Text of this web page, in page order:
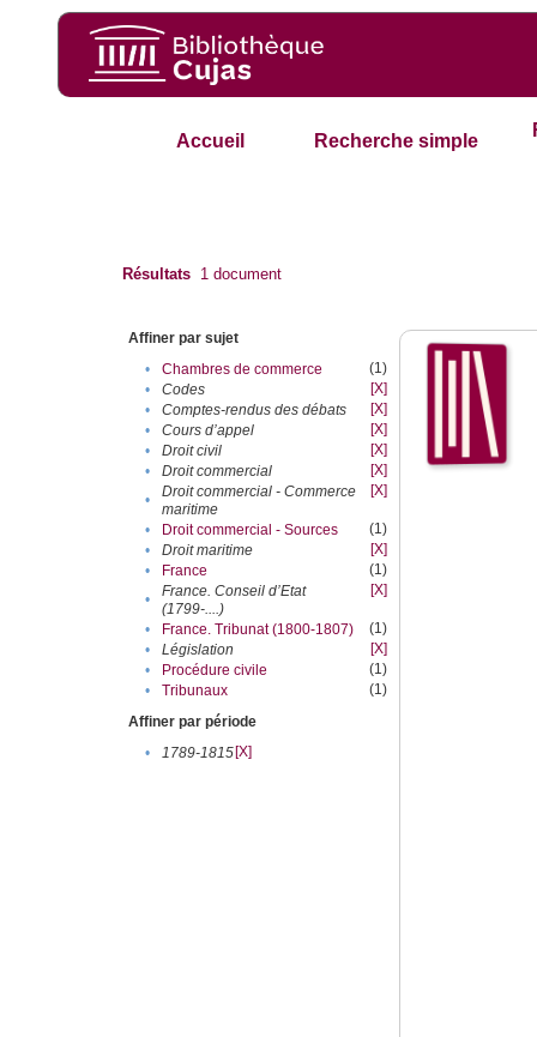
Accueil Recherche simple
Résultats 1 document
Affiner par sujet
•
Chambres de commerce
(1)
•
Codes
[X]
•
Comptes-rendus des débats
[X]
•
Cours d’appel
[X]
•
Droit civil
[X]
•
Droit commercial
[X]
•
Droit commercial - Commerce
maritime
[X]
• Droit commercial - Sources
(1)
•
Droit maritime
[X]
•
France
(1)
•
France. Conseil d’Etat
(1799-....)
[X]
• France. Tribunat (1800-1807)
(1)
•
Législation
[X]
•
Procédure civile
(1)
•
Tribunaux
(1)
Affiner par période
•
1789-1815[X]